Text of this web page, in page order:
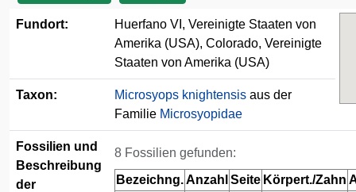
Fundort:
Huerfano VI, Vereinigte Staaten von
Amerika (USA), Colorado, Vereinigte
Staaten von Amerika (USA)
Taxon: Microsyops knightensis aus der
Familie Microsyopidae
Fossilien und
Beschreibung
der
8 Fossilien gefunden:
Bezeichng.Anzahl Seite Körpert./Zahn